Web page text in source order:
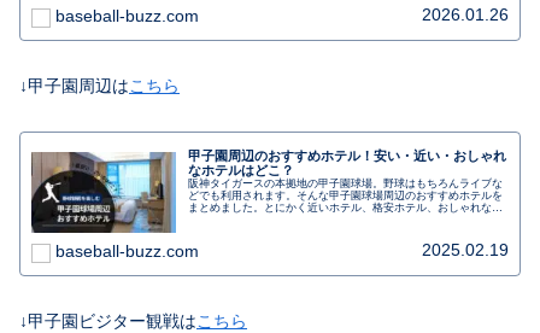
駐車場の利用も可能です。キャンプ観戦を充実させるためのおす
すめホテルです。
baseball-buzz.com 2026.01.26
↓甲子園周辺はこちら
甲子園周辺のおすすめホテル！安い・近い・おしゃれ
なホテルはどこ？
阪神タイガースの本拠地の甲子園球場。野球はもちろんライブな
どでも利用されます。そんな甲子園球場周辺のおすすめホテルを
まとめました。とにかく近いホテル、格安ホテル、おしゃれなホ
baseball-buzz.com 2025.02.19
↓甲子園ビジター観戦はこちら